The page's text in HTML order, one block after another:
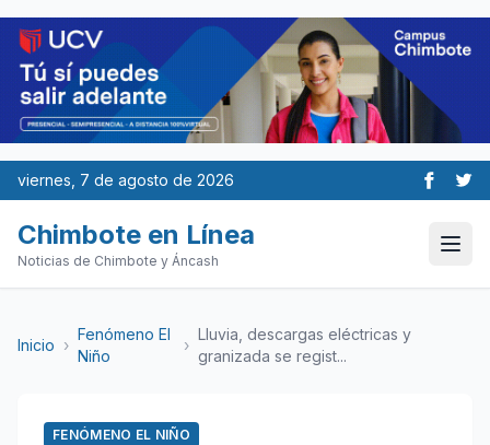
viernes, 7 de agosto de 2026
Chimbote en Línea
Noticias de Chimbote y Áncash
Inicio ›
Fenómeno El
Niño
›
Lluvia, descargas eléctricas y
granizada se regist...
FENÓMENO EL NIÑO